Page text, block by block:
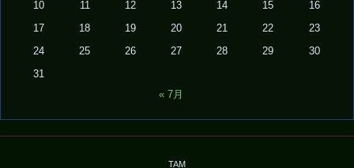
10 11 12 13 14 15 16
17 18 19 20 21 22 23
24 25 26 27 28 29 30
31
« 7月
TAM